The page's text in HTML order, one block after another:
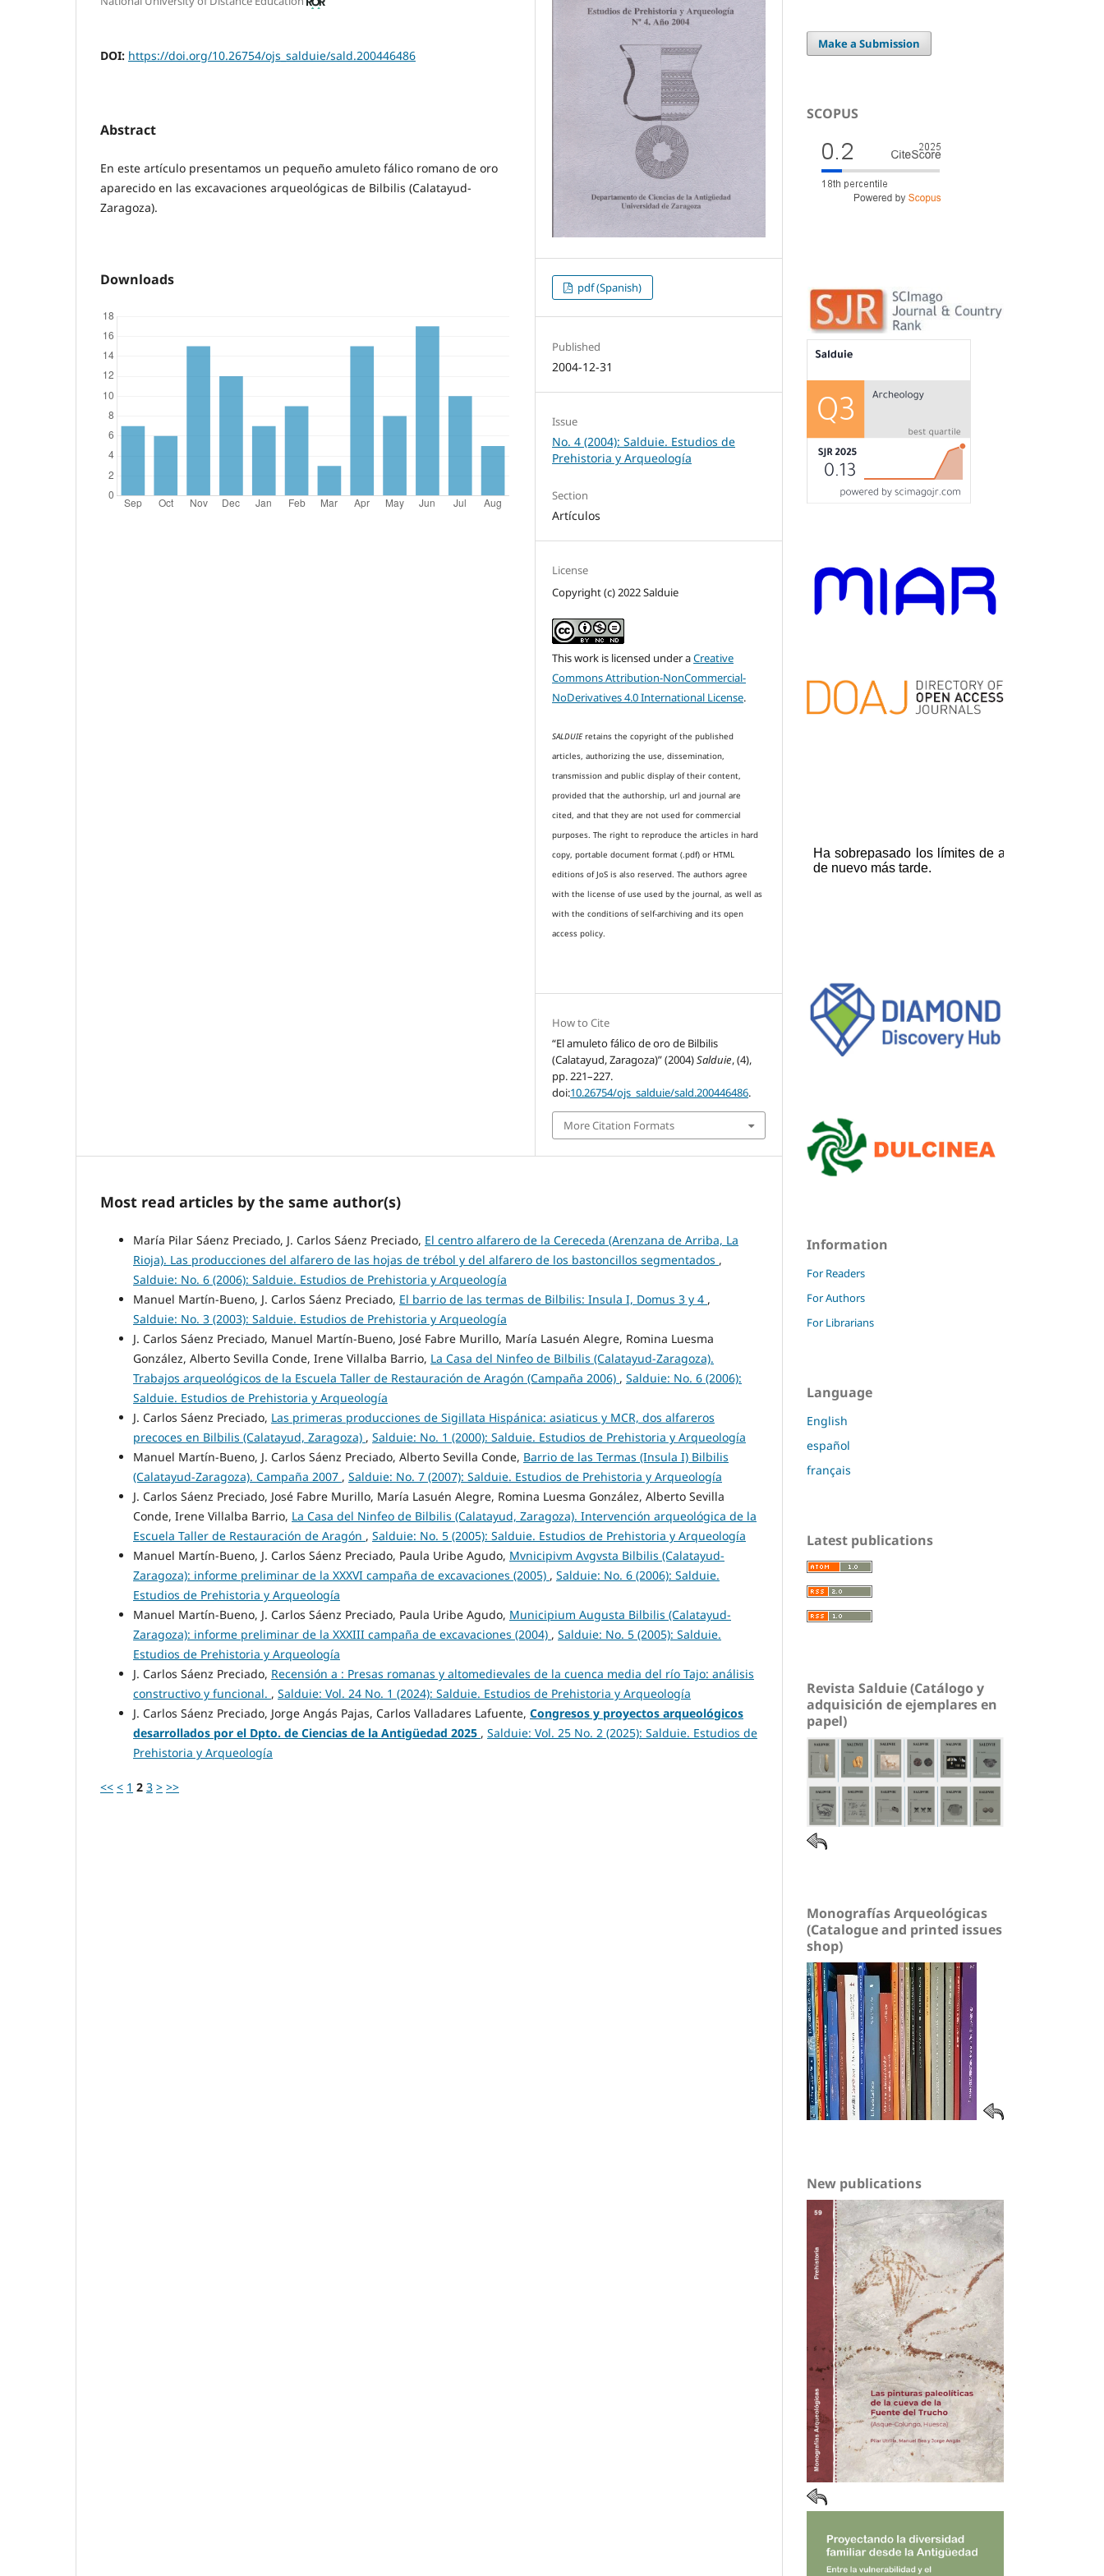
DOI: https://doi.org/10.26754/ojs_salduie/sald.200446486
Abstract
En este artículo presentamos un pequeño amuleto fálico romano de oro
aparecido en las excavaciones arqueológicas de Bilbilis (Calatayud-
Zaragoza).
Downloads pdf (Spanish)
Published
2004-12-31
Issue
No. 4 (2004): Salduie. Estudios de
Prehistoria y Arqueología
Section
Artículos
License
Copyright (c) 2022 Salduie
This work is licensed under aCreative
Commons Attribution-NonCommercial-
NoDerivatives 4.0 International License.
SALDUIEretains the copyright of the published
articles, authorizing the use, dissemination,
transmission and public display of their content,
provided that the authorship, url and journal are
cited, and that they are not used for commercial
purposes. The right to reproduce the articles in hard
copy, portable document format (.pdf) or HTML
editions of JoS is also reserved. The authors agree
with the license of use used by the journal, as well as
with the conditions of self-archiving and its open
access policy.
How to Cite
“El amuleto fálico de oro de Bilbilis
(Calatayud, Zaragoza)” (2004)Salduie, (4),
pp. 221–227.
doi:10.26754/ojs_salduie/sald.200446486.
More Citation Formats
Most read articles by the same author(s)
María Pilar Sáenz Preciado, J. Carlos Sáenz Preciado, El centro alfarero de la Cereceda (Arenzana de Arriba, La
Rioja). Las producciones del alfarero de las hojas de trébol y del alfarero de los bastoncillos segmentados ,
Salduie: No. 6 (2006): Salduie. Estudios de Prehistoria y Arqueología
Manuel Martín-Bueno, J. Carlos Sáenz Preciado, El barrio de las termas de Bilbilis: Insula I, Domus 3 y 4 ,
Salduie: No. 3 (2003): Salduie. Estudios de Prehistoria y Arqueología
J. Carlos Sáenz Preciado, Manuel Martín-Bueno, José Fabre Murillo, María Lasuén Alegre, Romina Luesma
González, Alberto Sevilla Conde, Irene Villalba Barrio, La Casa del Ninfeo de Bilbilis (Calatayud-Zaragoza).
Trabajos arqueológicos de la Escuela Taller de Restauración de Aragón (Campaña 2006) , Salduie: No. 6 (2006):
Salduie. Estudios de Prehistoria y Arqueología
J. Carlos Sáenz Preciado, Las primeras producciones de Sigillata Hispánica: asiaticus y MCR, dos alfareros
precoces en Bilbilis (Calatayud, Zaragoza) , Salduie: No. 1 (2000): Salduie. Estudios de Prehistoria y Arqueología
Manuel Martín-Bueno, J. Carlos Sáenz Preciado, Alberto Sevilla Conde, Barrio de las Termas (Insula I) Bilbilis
(Calatayud-Zaragoza). Campaña 2007 , Salduie: No. 7 (2007): Salduie. Estudios de Prehistoria y Arqueología
J. Carlos Sáenz Preciado, José Fabre Murillo, María Lasuén Alegre, Romina Luesma González, Alberto Sevilla
Conde, Irene Villalba Barrio, La Casa del Ninfeo de Bilbilis (Calatayud, Zaragoza). Intervención arqueológica de la
Escuela Taller de Restauración de Aragón , Salduie: No. 5 (2005): Salduie. Estudios de Prehistoria y Arqueología
Manuel Martín-Bueno, J. Carlos Sáenz Preciado, Paula Uribe Agudo, Mvnicipivm Avgvsta Bilbilis (Calatayud-
Zaragoza): informe preliminar de la XXXVI campaña de excavaciones (2005) , Salduie: No. 6 (2006): Salduie.
Estudios de Prehistoria y Arqueología
Manuel Martín-Bueno, J. Carlos Sáenz Preciado, Paula Uribe Agudo, Municipium Augusta Bilbilis (Calatayud-
Zaragoza): informe preliminar de la XXXIII campaña de excavaciones (2004) , Salduie: No. 5 (2005): Salduie.
Estudios de Prehistoria y Arqueología
J. Carlos Sáenz Preciado, Recensión a : Presas romanas y altomedievales de la cuenca media del río Tajo: análisis
constructivo y funcional. , Salduie: Vol. 24 No. 1 (2024): Salduie. Estudios de Prehistoria y Arqueología
J. Carlos Sáenz Preciado, Jorge Angás Pajas, Carlos Valladares Lafuente, Congresos y proyectos arqueológicos
desarrollados por el Dpto. de Ciencias de la Antigüedad 2025 , Salduie: Vol. 25 No. 2 (2025): Salduie. Estudios de
Prehistoria y Arqueología
<< < 1 2 3 > >>
Make a Submission
SCOPUS
Information
For Readers
For Authors
For Librarians
Language
English
español
français
Latest publications
Revista Salduie (Catálogo y
adquisición de ejemplares en
papel)
Monografías Arqueológicas
(Catalogue and printed issues
shop)
New publications